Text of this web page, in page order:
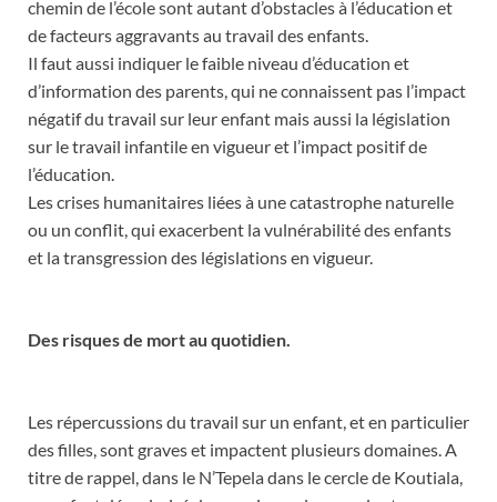
chemin de l’école sont autant d’obstacles à l’éducation et
de facteurs aggravants au travail des enfants.
Il faut aussi indiquer le faible niveau d’éducation et
d’information des parents, qui ne connaissent pas l’impact
négatif du travail sur leur enfant mais aussi la législation
sur le travail infantile en vigueur et l’impact positif de
l’éducation.
Les crises humanitaires liées à une catastrophe naturelle
ou un conflit, qui exacerbent la vulnérabilité des enfants
et la transgression des législations en vigueur.
Des risques de mort au quotidien.
Les répercussions du travail sur un enfant, et en particulier
des filles, sont graves et impactent plusieurs domaines. A
titre de rappel, dans le N’Tepela dans le cercle de Koutiala,